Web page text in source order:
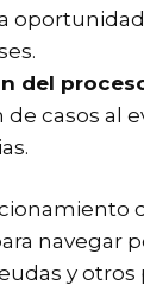
del
de casos al
navegar
y otros